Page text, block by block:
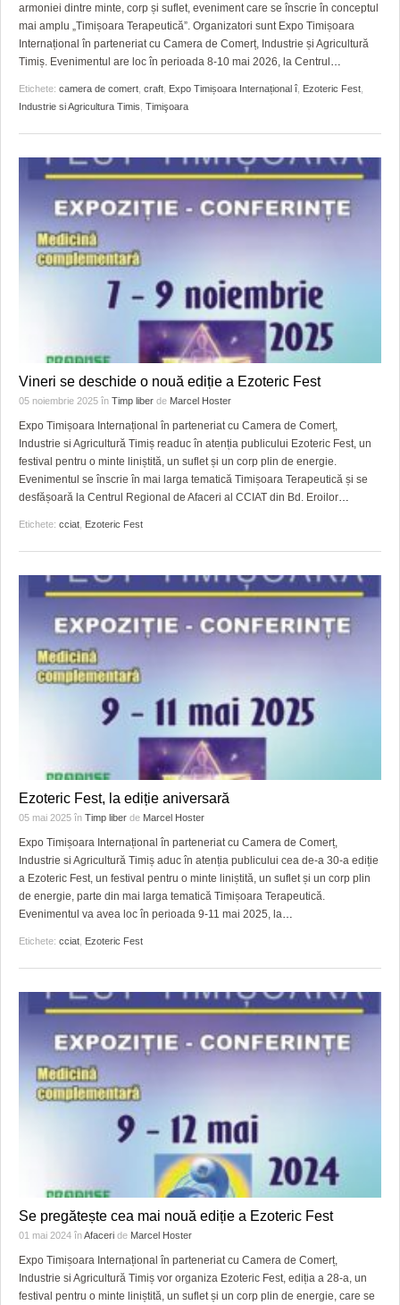
GRĂDINA TAICII DOMNULUI
ZIARISTU’ DE TERASĂ
FINANŢĂRI DE LA A LA Z
CRONICĂ DE FILM
UNDE MERGEM
CLIPURI VIDEO
ACCIDENTE
ANUNŢURI
CULTURA
FILME DOCUMENTARE
CLIPURI VIDEO
JOCURI ONLINE
HARTA TIMIŞOAREI
LICEE, ŞCOLI ŞI GRĂDINIŢE DIN TIMIŞ
PRIMĂRIILE DIN TIMIŞ
SFATURI JURIDICE
armoniei dintre minte, corp și suflet, eveniment care se înscrie în conceptul
mai amplu „Timișoara Terapeutică”. Organizatori sunt Expo Timișoara
Internațional în parteneriat cu Camera de Comerț, Industrie și Agricultură
Timiș. Evenimentul are loc în perioada 8-10 mai 2026, la Centrul …
Etichete: camera de comert craft Expo Timișoara Internațional î, Ezoteric Fest
Industrie si Agricultura Timis Timişoara
Vineri se deschide o nouă ediție a Ezoteric Fest
05 noiembrie 2025 în Timp liber de Marcel Hoster
Expo Timișoara Internațional în parteneriat cu Camera de Comerț,
Industrie si Agricultură Timiș readuc în atenția publicului Ezoteric Fest, un
festival pentru o minte liniștită, un suflet și un corp plin de energie.
Evenimentul se înscrie în mai larga tematică Timișoara Terapeutică și se
desfășoară la Centrul Regional de Afaceri al CCIAT din Bd. Eroilor…
Etichete: cciat Ezoteric Fest
Ezoteric Fest, la ediție aniversară
05 mai 2025 în Timp liber de Marcel Hoster
Expo Timișoara Internațional în parteneriat cu Camera de Comerț,
Industrie si Agricultură Timiș aduc în atenția publicului cea de-a 30-a ediție
a Ezoteric Fest, un festival pentru o minte liniștită, un suflet și un corp plin
de energie, parte din mai larga tematică Timișoara Terapeutică.
Evenimentul va avea loc în perioada 9-11 mai 2025, la…
Etichete: cciat Ezoteric Fest
Se pregătește cea mai nouă ediție a Ezoteric Fest
01 mai 2024 înAfaceri de Marcel Hoster
Expo Timișoara Internațional în parteneriat cu Camera de Comerț,
Industrie si Agricultură Timiș vor organiza Ezoteric Fest, ediția a 28-a, un
festival pentru o minte liniștită, un suflet și un corp plin de energie, care se